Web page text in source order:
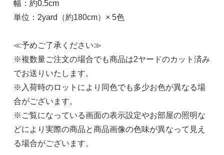
幅：約0.5cm
単位：2yard（約180cm）× 5色
≪予めご了承ください≫
※複数量ご注文の場合でも商品は2ヤードのカット済み
でお送りいたします。
※入荷時のロットにより同色でも多少お色が異なる場
合がございます。
※ご覧になっている画面の表示設定やお部屋の照明な
どにより実際の商品と商品画像の色味が異なって見え
る場合がございます。